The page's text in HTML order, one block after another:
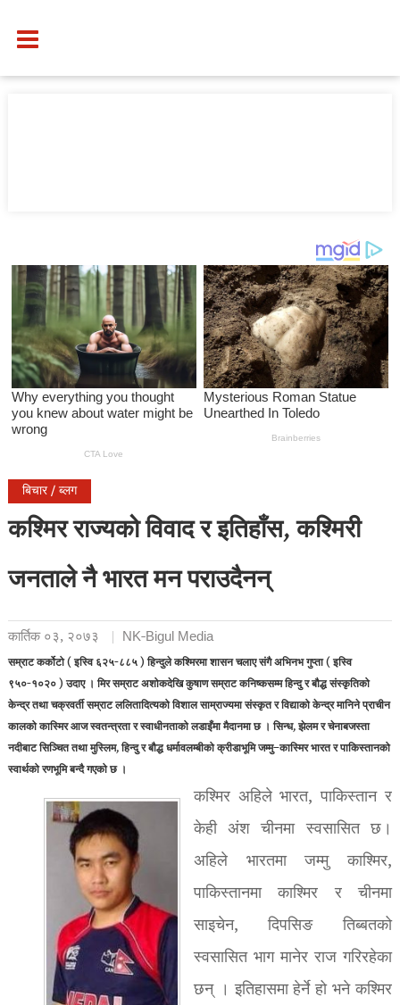
बिचार / ब्लग
कश्मिर राज्यको विवाद र इतिहाँस, कश्मिरी
जनताले नै भारत मन पराउदैनन्
कार्तिक ०३, २०७३ NK-Bigul Media
सम्राट कर्कोटो ( इस्वि ६२५-८८५ ) हिन्दुले कश्मिरमा शासन चलाए संगै अभिनभ गुप्ता ( इस्वि
९५०-१०२० ) उदाए । मिर सम्राट अशोकदेखि कुषाण सम्राट कनिष्कसम्म हिन्दु र बौद्ध संस्कृतिको
केन्द्र तथा चक्रवर्ती सम्राट ललितादित्यको विशाल साम्राज्यमा संस्कृत र विद्याको केन्द्र मानिने प्राचीन
कालको कास्मिर आज स्वतन्त्रता र स्वाधीनताको लडाइँमा मैदानमा छ । सिन्ध, झेलम र चेनाबजस्ता
नदीबाट सिञ्चित तथा मुस्लिम, हिन्दु र बौद्ध धर्मावलम्बीको क्रीडाभूमि जम्मु–कास्मिर भारत र पाकिस्तानको
स्वार्थको रणभूमि बन्दै गएको छ ।
कश्मिर अहिले भारत, पाकिस्तान र
केही अंश चीनमा स्वसासित छ।
अहिले भारतमा जम्मु काश्मिर,
पाकिस्तानमा काश्मिर र चीनमा
साइचेन, दिपसिङ तिब्बतको
स्वसासित भाग मानेर राज गरिरहेका
छन् । इतिहासमा हेर्ने हो भने कश्मिर